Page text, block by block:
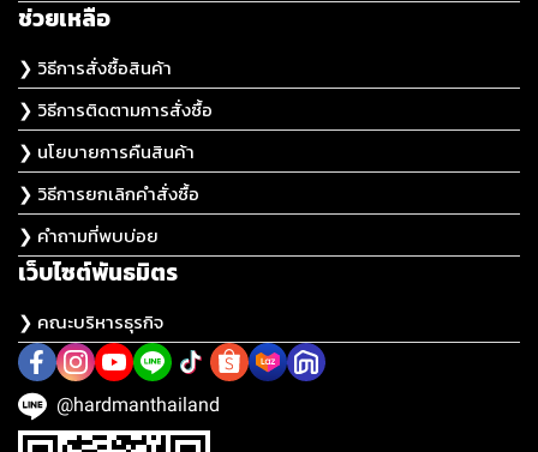
ช่วยเหลือ
❯ วิธีการสั่งซื้อสินค้า
❯ วิธีการติดตามการสั่งซื้อ
❯ นโยบายการคืนสินค้า
❯ วิธีการยกเลิกคำสั่งซื้อ
❯ คำถามที่พบบ่อย
เว็บไซต์พันธมิตร
❯ คณะบริหารธุรกิจ
@hardmanthailand